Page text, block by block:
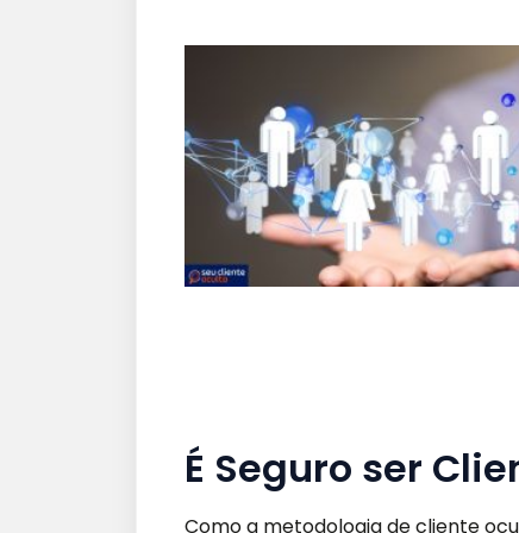
É Seguro ser
Como a metodologia de cliente